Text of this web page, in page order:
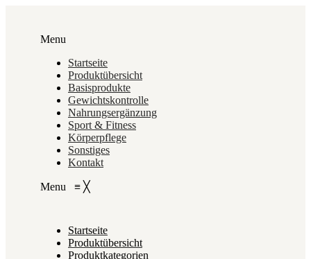
Menu
Startseite
Produktübersicht
Basisprodukte
Gewichtskontrolle
Nahrungsergänzung
Sport & Fitness
Körperpflege
Sonstiges
Kontakt
Menu ≡ ╳
Startseite
Produktübersicht
Produktkategorien